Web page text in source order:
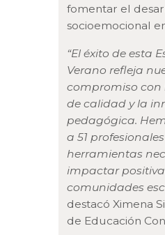
fomentar el
socioemocional
“El éxito de esta
Verano refleja
compromiso con
de calidad y la
pedagógica.
a 51
herramientas
impactar
comunidades
destacó Ximena
de Educación